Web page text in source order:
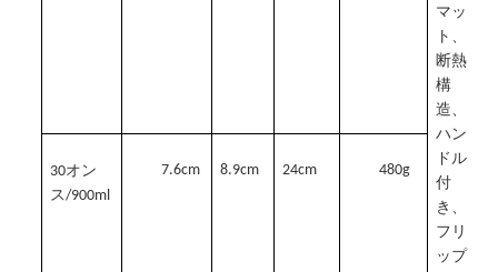
マッ
ト、
断熱
構
造、
ハン
ドル
付
き、
フリ
ップ
30オン
ス/900ml
7.6cm 8.9cm 24cm 480g